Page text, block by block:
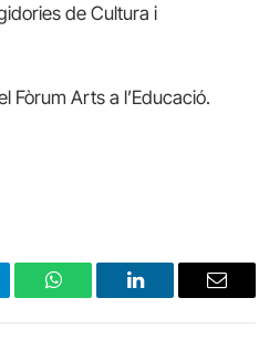
de Cultura i
Fòrum Arts a l’Educació.
WhatsAppLinkedIn Email